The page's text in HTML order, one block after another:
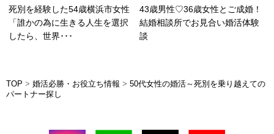
死別を経験した54歳横浜市女性
「誰かの為に生きる人生を選択
したら、世界･･･
43歳男性♡36歳女性とご成婚！
結婚相談所でお見合い婚活体験
談
TOP > 婚活必勝・お役立ち情報 > 50代女性の婚活～死別を乗り越えての
パートナー探し